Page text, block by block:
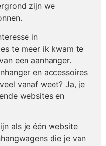
zijn we
in
te meer ik kwam te
een aanhanger.
en accessoires
vanaf weet? Ja, je
websites en
als je één website
die je van